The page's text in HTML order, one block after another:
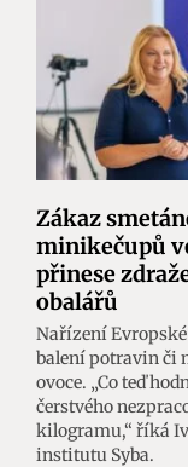
Zákaz
minikečupů
přinese
obalářů
Nařízení
balení potravin či
ovoce. „Co teď
čerstvého
kilogramu,“ říká
institutu Syba.